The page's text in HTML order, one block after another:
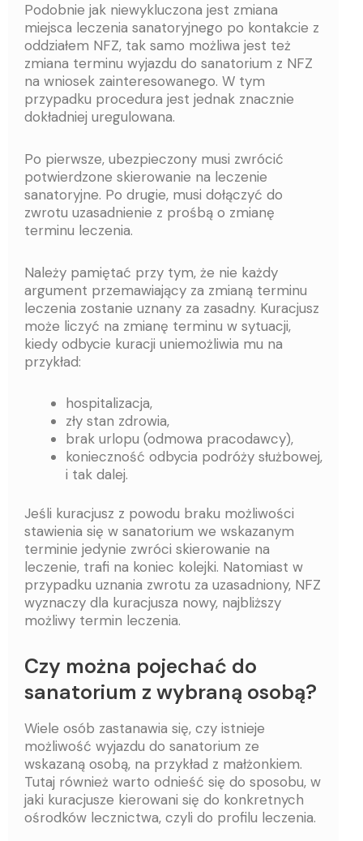
Podobnie jak niewykluczona jest zmiana
miejsca leczenia sanatoryjnego po kontakcie z
oddziałem NFZ, tak samo możliwa jest też
zmiana terminu wyjazdu do sanatorium z NFZ
na wniosek zainteresowanego. W tym
przypadku procedura jest jednak znacznie
dokładniej uregulowana.
Po pierwsze, ubezpieczony musi zwrócić
potwierdzone skierowanie na leczenie
sanatoryjne. Po drugie, musi dołączyć do
zwrotu uzasadnienie z prośbą o zmianę
terminu leczenia.
Należy pamiętać przy tym, że nie każdy
argument przemawiający za zmianą terminu
leczenia zostanie uznany za zasadny. Kuracjusz
może liczyć na zmianę terminu w sytuacji,
kiedy odbycie kuracji uniemożliwia mu na
przykład:
hospitalizacja,
zły stan zdrowia,
brak urlopu (odmowa pracodawcy),
konieczność odbycia podróży służbowej,
i tak dalej.
Jeśli kuracjusz z powodu braku możliwości
stawienia się w sanatorium we wskazanym
terminie jedynie zwróci skierowanie na
leczenie, trafi na koniec kolejki. Natomiast w
przypadku uznania zwrotu za uzasadniony, NFZ
wyznaczy dla kuracjusza nowy, najbliższy
możliwy termin leczenia.
Czy można pojechać do
sanatorium z wybraną osobą?
Wiele osób zastanawia się, czy istnieje
możliwość wyjazdu do sanatorium ze
wskazaną osobą, na przykład z małżonkiem.
Tutaj również warto odnieść się do sposobu, w
jaki kuracjusze kierowani się do konkretnych
ośrodków lecznictwa, czyli do profilu leczenia.